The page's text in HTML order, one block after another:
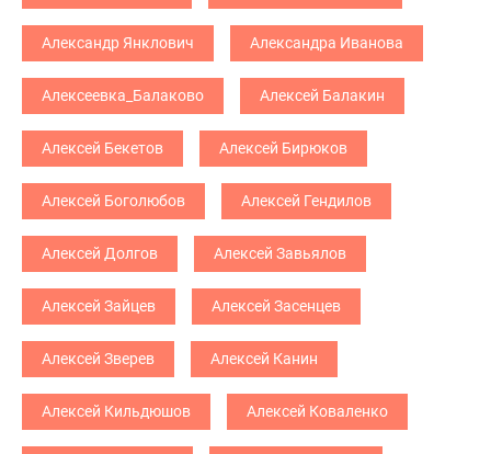
Александр Янклович Александра Иванова
Алексеевка_Балаково Алексей Балакин
Алексей Бекетов Алексей Бирюков
Алексей Боголюбов Алексей Гендилов
Алексей Долгов Алексей Завьялов
Алексей Зайцев Алексей Засенцев
Алексей Зверев Алексей Канин
Алексей Кильдюшов Алексей Коваленко